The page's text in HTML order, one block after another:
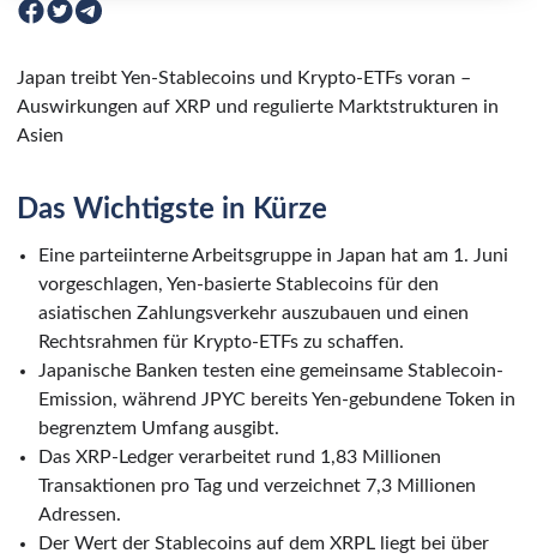
Japan treibt Yen-Stablecoins und Krypto-ETFs voran –
Auswirkungen auf XRP und regulierte Marktstrukturen in
Asien
Das Wichtigste in Kürze
Eine parteiinterne Arbeitsgruppe in Japan hat am 1. Juni
vorgeschlagen, Yen-basierte Stablecoins für den
asiatischen Zahlungsverkehr auszubauen und einen
Rechtsrahmen für Krypto-ETFs zu schaffen.
Japanische Banken testen eine gemeinsame Stablecoin-
Emission, während JPYC bereits Yen-gebundene Token in
begrenztem Umfang ausgibt.
Das XRP-Ledger verarbeitet rund 1,83 Millionen
Transaktionen pro Tag und verzeichnet 7,3 Millionen
Adressen.
Der Wert der Stablecoins auf dem XRPL liegt bei über